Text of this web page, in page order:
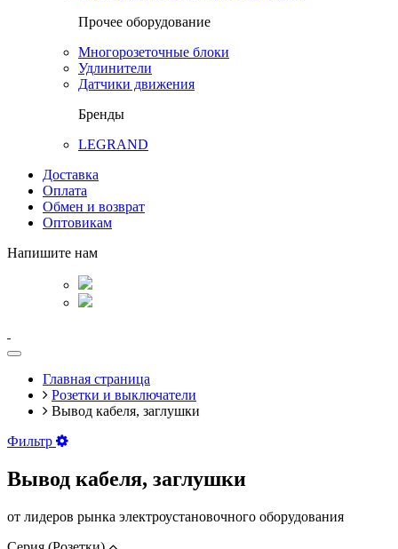
Прочее оборудование
Многорозеточные блоки
Удлинители
Датчики движения
Бренды
LEGRAND
Доставка
Оплата
Обмен и возврат
Оптовикам
Напишите нам
Главная страница
Розетки и выключатели
Вывод кабеля, заглушки
Фильтр
Вывод кабеля, заглушки
от лидеров рынка электроустановочного оборудования